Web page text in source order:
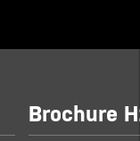
Brochure